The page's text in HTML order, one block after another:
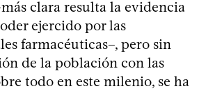
clara resulta la evidencia
ejercido por las
farmacéuticas–, pero sin
de la población con las
todo en este milenio, se ha